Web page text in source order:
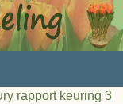
rapport keuring 3